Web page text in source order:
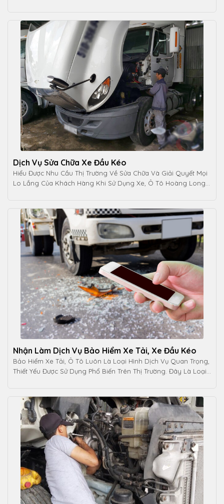
Dịch Vụ Sửa Chữa Xe Đầu Kéo
Hiểu Được Nhu Cầu Thị Trường Về Sửa Chữa Và Giải Quyết Mọi
Lo Lắng Của Khách Hàng Khi Sử Dụng Xe, Ô Tô Hoàng Long
Nhận Làm Dịch Vụ Bảo Hiểm Xe Tải, Xe Đầu Kéo
Bảo Hiểm Xe Tải, Ô Tô Luôn Là Loại Hình Dịch Vụ Quan Trọng,
Thiết Yếu Được Sử Dụng Phổ Biến Trên Thị Trường. Đây Là Loại